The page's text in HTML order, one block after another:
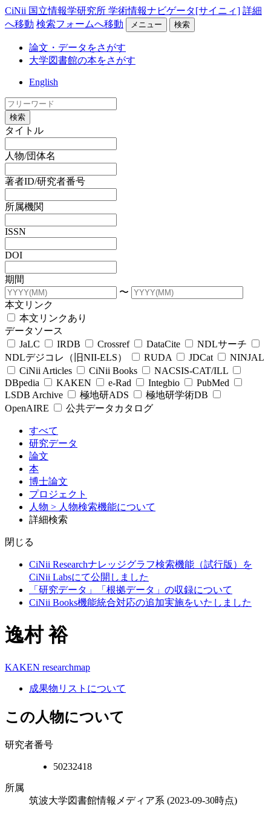
CiNii 国立情報学研究所 学術情報ナビゲータ[サイニィ] 詳細
へ移動 検索フォームへ移動 メニュー 検索
論文・データをさがす
大学図書館の本をさがす
English
検索
タイトル
人物/団体名
著者ID/研究者番号
所属機関
ISSN
DOI
期間
〜
本文リンク
本文リンクあり
データソース
JaLC
IRDB Crossref DataCite
NDLサーチ
NDLデジコレ（旧NII-ELS）
RUDA JDCat
NINJAL
CiNii Articles
CiNii Books
NACSIS-CAT/ILL
DBpedia
KAKEN e-Rad Integbio
PubMed
LSDB Archive
極地研ADS
極地研学術DB
OpenAIRE
公共データカタログ
すべて
研究データ
論文
本
博士論文
プロジェクト
人物 > 人物検索機能について
詳細検索
閉じる
CiNii Researchナレッジグラフ検索機能（試行版）を
CiNii Labsにて公開しました
「研究データ」「根拠データ」の収録について
CiNii Books機能統合対応の追加実施をいたしました
逸村 裕
KAKEN researchmap
成果物リストについて
この人物について
研究者番号
50232418
所属
筑波大学図書館情報メディア系 (2023-09-30時点)